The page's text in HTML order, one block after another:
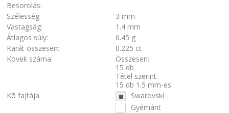
Besorolás:
Szélesség:
3 mm
Vastagság:
1.4 mm
Átlagos súly:
6.45 g
Karát összesen:
0.225 ct
Kövek száma:
Összesen:
15 db
Tétel szerint:
15 db 1.5 mm-es
Kõ fajtája:
Swarovski
Gyémánt